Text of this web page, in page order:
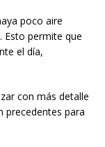
poco aire
. Esto permite que
el día,
con más detalle
precedentes para